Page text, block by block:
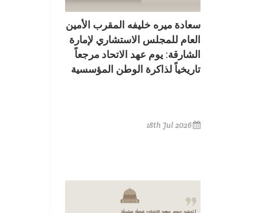
سعادة ميره خليفه المقرب الأمين
العام للمجلس الاستشاري لإمارة
الشارقة: يوم عهد الاتحاد مرجعاً
تاريخياً لذاكرة الوطن المؤسسية
18th Jul 2026